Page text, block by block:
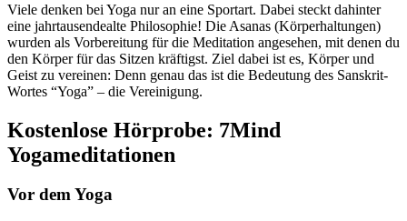
Viele denken bei Yoga nur an eine Sportart. Dabei steckt dahinter
eine jahrtausendealte Philosophie! Die Asanas (Körperhaltungen)
wurden als Vorbereitung für die Meditation angesehen, mit denen du
den Körper für das Sitzen kräftigst. Ziel dabei ist es, Körper und
Geist zu vereinen: Denn genau das ist die Bedeutung des Sanskrit-
Wortes “Yoga” – die Vereinigung.
Kostenlose Hörprobe: 7Mind
Yogameditationen
Vor dem Yoga